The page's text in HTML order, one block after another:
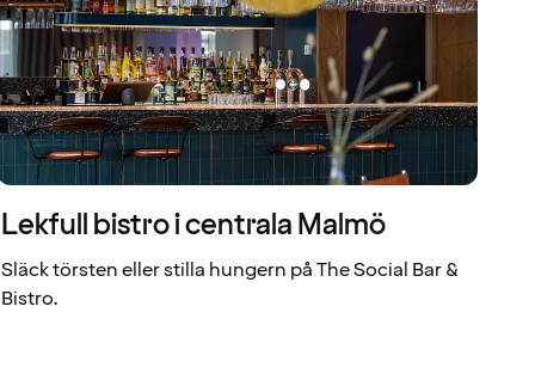
Lekfull bistro i centrala Malmö
Släck törsten eller stilla hungern på The Social Bar &
Bistro.